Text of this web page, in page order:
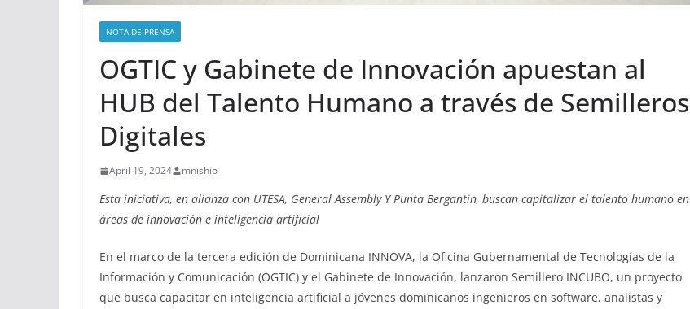
NOTA DE PRENSA
OGTIC y Gabinete de Innovación apuestan al
HUB del Talento Humano a través de Semilleros
Digitales
April 19, 2024 mnishio
Esta iniciativa, en alianza con UTESA, General Assembly Y Punta Bergantin, buscan capitalizar el talento humano en
áreas de innovación e inteligencia artificial
En el marco de la tercera edición de Dominicana INNOVA, la Oficina Gubernamental de Tecnologías de la
Información y Comunicación (OGTIC) y el Gabinete de Innovación, lanzaron Semillero INCUBO, un proyecto
que busca capacitar en inteligencia artificial a jóvenes dominicanos ingenieros en software, analistas y